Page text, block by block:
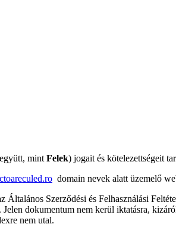
együtt, mint Felek) jogait és kötelezettségeit
domain nevek alatt üzemelő
Szerződési és Felhasználási
dokumentum nem kerül iktatásra,
nem utal.